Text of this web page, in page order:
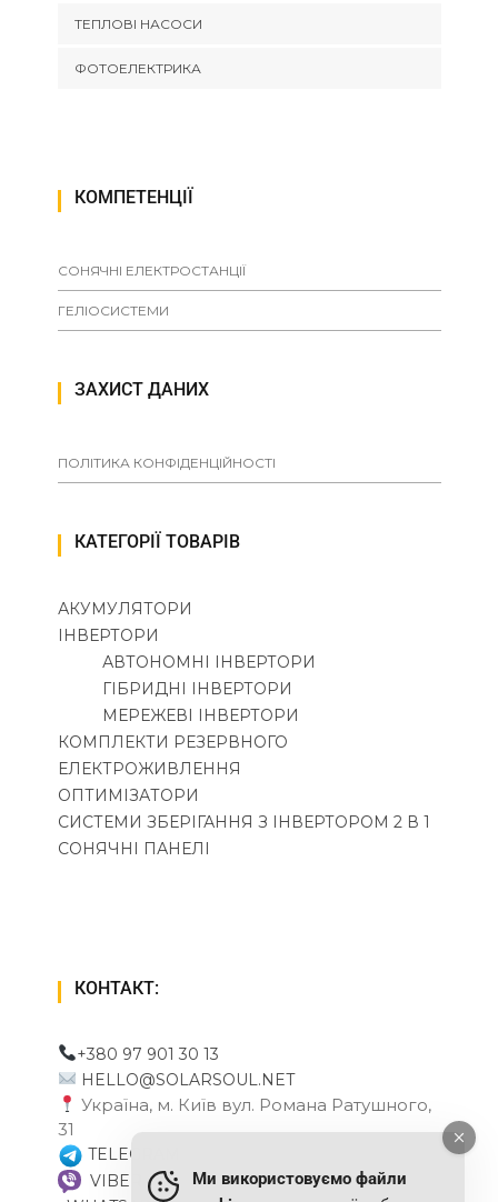
ТЕПЛОВІ НАСОСИ
ФОТОЕЛЕКТРИКА
КОМПЕТЕНЦІЇ
СОНЯЧНІ ЕЛЕКТРОСТАНЦІЇ
ГЕЛІОСИСТЕМИ
ЗАХИСТ ДАНИХ
ПОЛІТИКА КОНФІДЕНЦІЙНОСТІ
КАТЕГОРІЇ ТОВАРІВ
АКУМУЛЯТОРИ
ІНВЕРТОРИ
АВТОНОМНІ ІНВЕРТОРИ
ГІБРИДНІ ІНВЕРТОРИ
МЕРЕЖЕВІ ІНВЕРТОРИ
КОМПЛЕКТИ РЕЗЕРВНОГО
ЕЛЕКТРОЖИВЛЕННЯ
ОПТИМІЗАТОРИ
СИСТЕМИ ЗБЕРІГАННЯ З ІНВЕРТОРОМ 2 В 1
СОНЯЧНІ ПАНЕЛІ
КОНТАКТ:
+380 97 901 30 13
HELLO@SOLARSOUL.NET
Україна, м. Київ вул. Романа Ратушного,
31
TELEGRAM
VIBER
Ми використовуємо файли